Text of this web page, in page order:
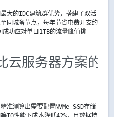
大的IDC建筑群优势，搭建了双活
同城备节点，每年节省电费开支约
功应对单日1TB的流量峰值挑
云服务器方案的
准测算出需要配置NVMe SSD存储